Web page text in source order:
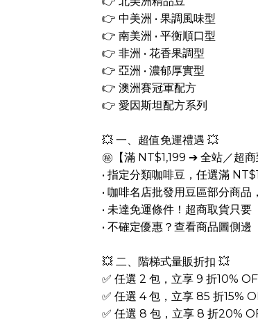
👉 中美洲 • 果調風味型
👉 南美洲 • 平衡順口型
👉 非洲 • 花香果調型
👉 亞洲 • 濃郁厚實型
👉 澳洲賽冠軍配方
👉 愛因斯坦配方系列
💥 一、超值免運禮遇 💥
㊙️【滿 NT$1,199 ➔ 全站／超
• 指定分類咖啡豆，任選滿
• 咖啡名店批發用豆區部分商品
• 未達免運條件！超商取貨只要
• 不確定優惠？查看商品圖側邊
💥 二、階梯式量販折扣 💥
✅ 任選 2 包，立享 9 折10%
✅ 任選 4 包，立享 85 折15%
✅ 任選 8 包，立享 8 折20%